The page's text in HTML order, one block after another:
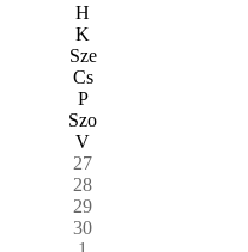
H
K
Sze
Cs
P
Szo
V
27
28
29
30